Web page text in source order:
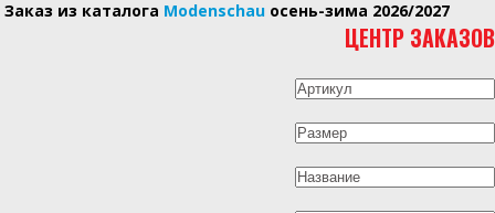
Заказ из каталога Modenschau осень-зима 2026/2027
ЦЕНТР ЗАКАЗОВ